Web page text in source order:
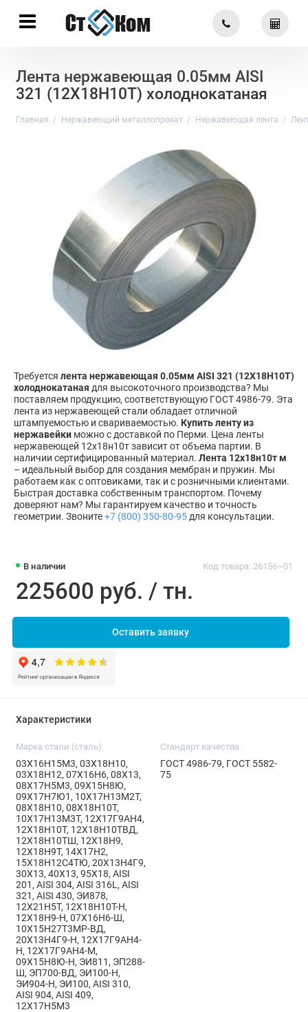
Лента нержавеющая 0.05мм AISI
321 (12Х18Н10Т) холоднокатаная
Главная Нержавеющий металлопрокат Нержавеющая лента
В наличии Код товара: 26156~01
225600 руб. / тн.
Оставить заявку
Требуется лента нержавеющая 0.05мм AISI 321 (12Х18Н10Т)
холоднокатаная для высокоточного производства? Мы
поставляем продукцию, соответствующую ГОСТ 4986-79. Эта
лента из нержавеющей стали обладает отличной
штампуемостью и свариваемостью. Купить ленту из
нержавейки можно с доставкой по Перми. Цена ленты
нержавеющей 12х18н10т зависит от объема партии. В
наличии сертифицированный материал. Лента 12х18н10т м
– идеальный выбор для создания мембран и пружин. Мы
работаем как с оптовиками, так и с розничными клиентами.
Быстрая доставка собственным транспортом. Почему
доверяют нам? Мы гарантируем качество и точность
геометрии. Звоните+7 (800) 350-80-95для консультации.
Характеристики
Марка стали (сталь)
03Х16Н15М3, 03Х18Н10,
03Х18Н12, 07Х16Н6, 08Х13,
08Х17Н5М3, 09Х15Н8Ю,
09Х17Н7Ю1, 10Х17Н13М2Т,
08Х18Н10, 08Х18Н10Т,
10Х17Н13М3Т, 12Х17Г9АН4,
12Х18Н10Т, 12Х18Н10ТВД,
12Х18Н10ТШ, 12Х18Н9,
12Х18Н9Т, 14Х17Н2,
15Х18Н12С4ТЮ, 20Х13Н4Г9,
30Х13, 40Х13, 95Х18, AISI
201, AISI 304, AISI 316L, AISI
321, AISI 430, ЭИ878,
12Х21Н5Т, 12Х18Н10Т-Н,
12Х18Н9-Н, 07Х16Н6-Ш,
10Х15Н27Т3МР-ВД,
20Х13Н4Г9-Н, 12Х17Г9АН4-
Н, 12Х17Г9АН4-М,
09Х15Н8Ю-Н, ЭИ811, ЭП288-
Ш, ЭП700-ВД, ЭИ100-Н,
ЭИ904-Н, ЭИ100, AISI 310,
AISI 904, AISI 409,
12Х17Н5М3
Стандарт качества
ГОСТ 4986-79, ГОСТ 5582-
75